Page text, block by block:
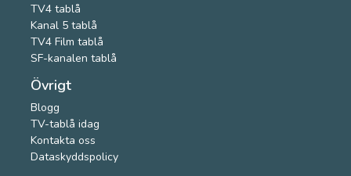
TV4 tablå
Kanal 5 tablå
TV4 Film tablå
SF-kanalen tablå
Övrigt
Blogg
TV-tablå idag
Kontakta oss
Dataskyddspolicy